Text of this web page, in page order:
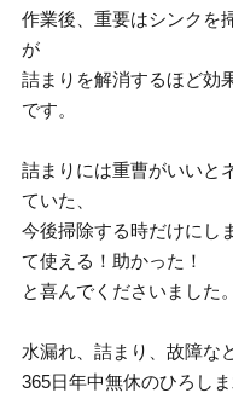
作業後、重要はシンクを
が
詰まりを解消するほど効
です。
詰まりには重曹がいいと
ていた、
今後掃除する時だけにし
て使える！助かった！
と喜んでくださいました。
水漏れ、詰まり、故障な
365日年中無休のひろし